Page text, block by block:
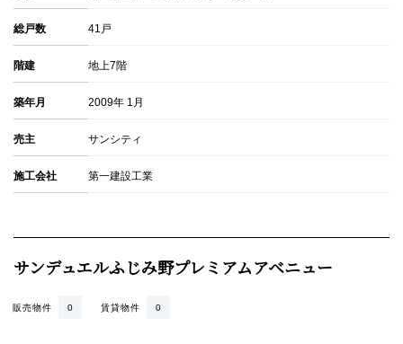
総戸数 41戸
階建 地上7階
築年月 2009年 1月
売主 サンシティ
施工会社 第一建設工業
サンデュエルふじみ野プレミアムアベニュー
賃貸物件 0
販売物件 0